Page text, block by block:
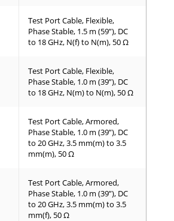
Test Port Cable, Flexible,
Phase Stable, 1.5 m (59”), DC
to 18 GHz, N(f) to N(m), 50 Ω
Test Port Cable, Flexible,
Phase Stable, 1.0 m (39”), DC
to 18 GHz, N(m) to N(m), 50 Ω
Test Port Cable, Armored,
Phase Stable, 1.0 m (39”), DC
to 20 GHz, 3.5 mm(m) to 3.5
mm(m), 50 Ω
Test Port Cable, Armored,
Phase Stable, 1.0 m (39”), DC
to 20 GHz, 3.5 mm(m) to 3.5
mm(f), 50 Ω